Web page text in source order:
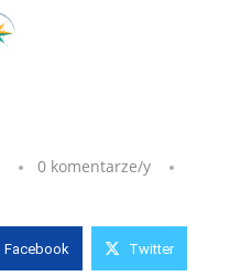
0 komentarze/y
Facebook Twitter